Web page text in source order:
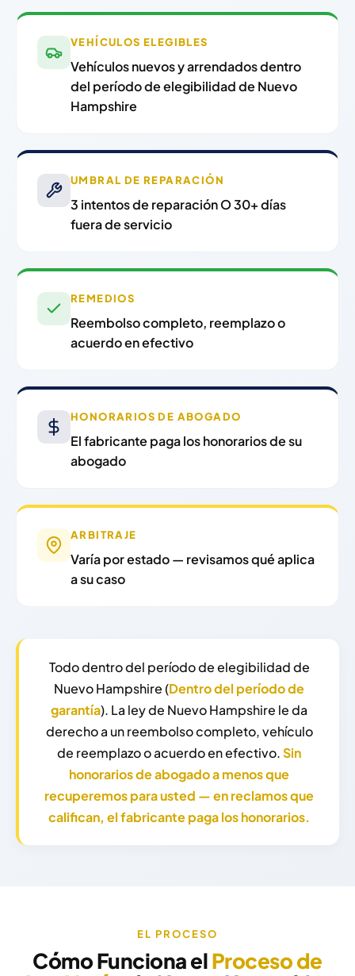
VEHÍCULOS ELEGIBLES
Vehículos nuevos y arrendados dentro
del período de elegibilidad de Nuevo
Hampshire
UMBRAL DE REPARACIÓN
3 intentos de reparación O 30+ días
fuera de servicio
REMEDIOS
Reembolso completo, reemplazo o
acuerdo en efectivo
HONORARIOS DE ABOGADO
El fabricante paga los honorarios de su
abogado
ARBITRAJE
Varía por estado — revisamos qué aplica
a su caso
Todo dentro del período de elegibilidad de
Nuevo Hampshire (Dentro del período de
garantía). La ley de Nuevo Hampshire le da
derecho a un reembolso completo, vehículo
de reemplazo o acuerdo en efectivo.Sin
honorarios de abogado a menos que
recuperemos para usted — en reclamos que
califican, el fabricante paga los honorarios.
EL PROCESO
Cómo Funciona elProceso de